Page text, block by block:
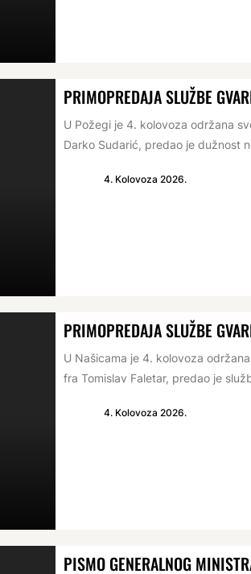
PRIMOPREDAJA SLUŽBE
U Požegi je 4. kolovoza održana
Darko Sudarić, predao je dužnost
4. Kolovoza 2026.
PRIMOPREDAJA SLUŽBE
U Našicama je 4. kolovoza
fra Tomislav Faletar, predao je
4. Kolovoza 2026.
PISMO GENERALNOG